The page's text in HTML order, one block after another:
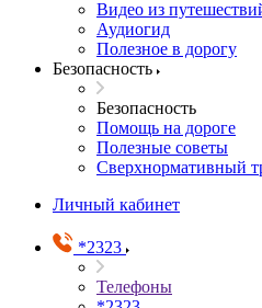
Видео из
Аудиогид
Полезное в дорогу
Безопасность
Безопасность
Помощь на дороге
Полезные советы
Сверхнормативный
Личный кабинет
*2323
Телефоны